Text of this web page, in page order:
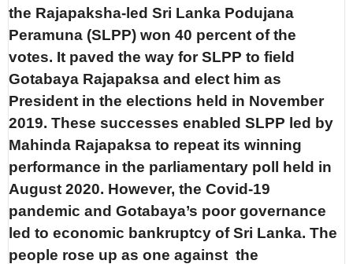
the Rajapaksha-led Sri Lanka Podujana
Peramuna (SLPP) won 40 percent of the
votes. It paved the way for SLPP to field
Gotabaya Rajapaksa and elect him as
President in the elections held in November
2019. These successes enabled SLPP led by
Mahinda Rajapaksa to repeat its winning
performance in the parliamentary poll held in
August 2020. However, the Covid-19
pandemic and Gotabaya’s poor governance
led to economic bankruptcy of Sri Lanka. The
people rose up as one against the